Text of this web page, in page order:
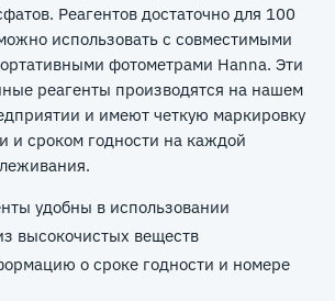
Реагентов достаточно для 100
использовать с совместимыми
фотометрами Hanna. Эти
реагенты производятся на нашем
и имеют четкую маркировку
и сроком годности на каждой
удобны в использовании
высокочистых веществ
о сроке годности и номере